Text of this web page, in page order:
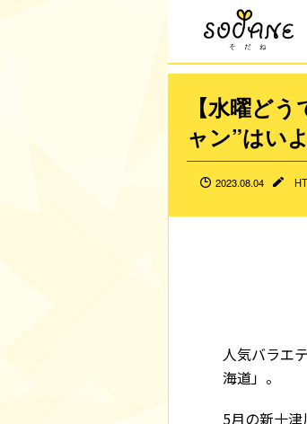
【水曜ど
ャン”はい
2023.08.04
人気バラエ
海道」。
5月の新十